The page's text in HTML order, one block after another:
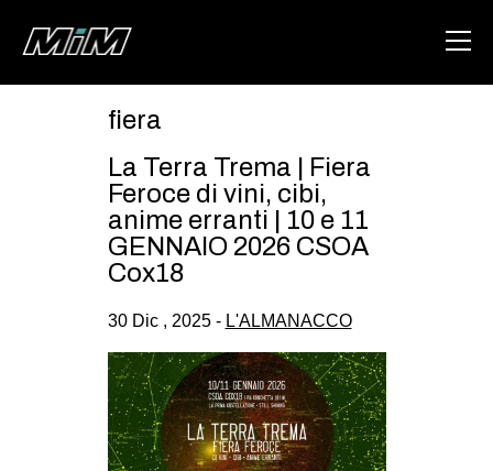
ABOUT
AREA
DEGENERAZIONE
GAZA FREESTYLE
CSOA LAMBRETTA
MSM
STUDENTI TSUNAMI
ZAM
fiera
La Terra Trema | Fiera
Feroce di vini, cibi,
anime erranti | 10 e 11
GENNAIO 2026 CSOA
Cox18
30 Dic , 2025 - L'ALMANACCO